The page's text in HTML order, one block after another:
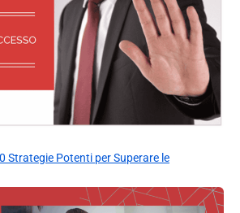
Strategie Potenti per Superare le